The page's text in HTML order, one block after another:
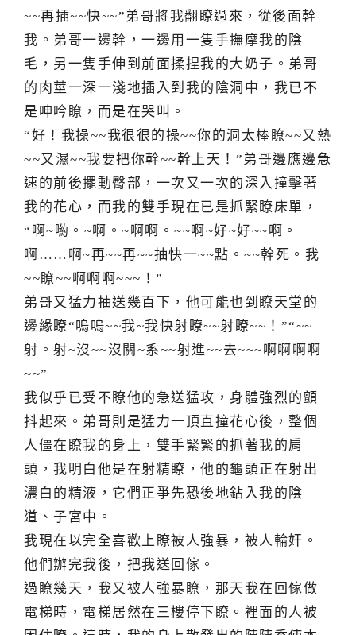
~~再插~~快~~”弟哥將我翻瞭過來，從後面幹
我。弟哥一邊幹，一邊用一隻手撫摩我的陰
毛，另一隻手伸到前面揉捏我的大奶子。弟哥
的肉莖一深一淺地插入到我的陰洞中，我已不
是呻吟瞭，而是在哭叫。
“好！我操~~我很很的操~~你的洞太棒瞭~~又熱
~~又濕~~我要把你幹~~幹上天！”弟哥邊應邊急
速的前後擺動臀部，一次又一次的深入撞擊著
我的花心，而我的雙手現在已是抓緊瞭床單，
“啊~喲。~啊。~啊啊。~~啊~好~好~~啊。
啊……啊~再~~再~~抽快一~~點。~~幹死。我
~~瞭~~啊啊啊~~~！”
弟哥又猛力抽送幾百下，他可能也到瞭天堂的
邊緣瞭“嗚嗚~~我~我快射瞭~~射瞭~~！”“~~
射。射~沒~~沒關~系~~射進~~去~~~啊啊啊啊
~~”
我似乎已受不瞭他的急送猛攻，身體強烈的顫
抖起來。弟哥則是猛力一頂直撞花心後，整個
人僵在瞭我的身上，雙手緊緊的抓著我的肩
頭，我明白他是在射精瞭，他的龜頭正在射出
濃白的精液，它們正爭先恐後地鉆入我的陰
道、子宮中。
我現在以完全喜歡上瞭被人強暴，被人輪奸。
他們辦完我後，把我送回傢。
過瞭幾天，我又被人強暴瞭，那天我在回傢做
電梯時，電梯居然在三樓停下瞭。裡面的人被